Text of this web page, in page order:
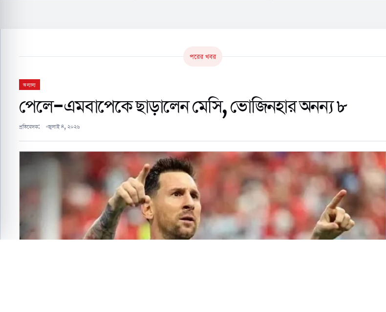
পরের খবর
অন্যান্য
পেলে-এমবাপেকে ছাড়ালেন মেসি, ভোজিনহার অনন্য ৮
প্রতিবেদক: জুলাই ৪, ২০২৬